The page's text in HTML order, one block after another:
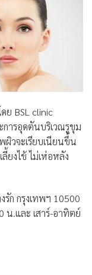
ย BSL clinic
การอุดตันบริเวณรูขุม
ผิวจะเรียบเนียนขึ้น
ยงไข้ ไม่เห่อหลัง
ก กรุงเทพฯ 10500
น.และ เสาร์-อาทิตย์